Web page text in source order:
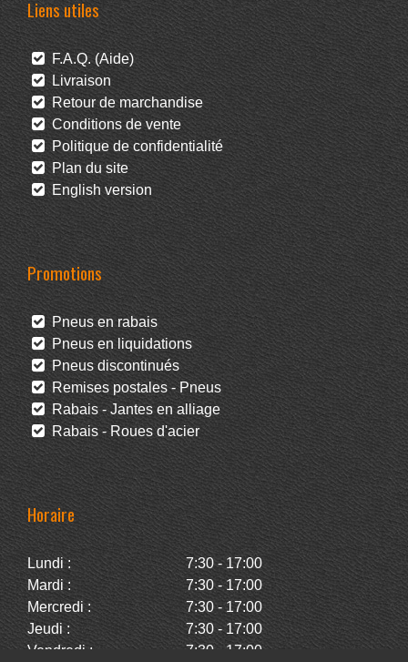
Liens utiles
F.A.Q. (Aide)
Livraison
Retour de marchandise
Conditions de vente
Politique de confidentialité
Plan du site
English version
Promotions
Pneus en rabais
Pneus en liquidations
Pneus discontinués
Remises postales - Pneus
Rabais - Jantes en alliage
Rabais - Roues d'acier
Horaire
Lundi :
7:30 - 17:00
Mardi :
7:30 - 17:00
Mercredi :
7:30 - 17:00
Jeudi :
7:30 - 17:00
Vendredi :
7:30 - 17:00